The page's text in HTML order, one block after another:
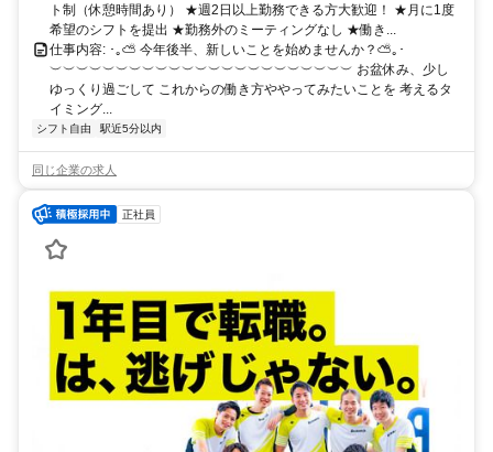
ト制（休憩時間あり） ★週2日以上勤務できる方大歓迎！ ★月に1度
希望のシフトを提出 ★勤務外のミーティングなし ★働き...
仕事内容: ･｡⛅ 今年後半、新しいことを始めませんか？⛅｡･
︶︶︶︶︶︶︶︶︶︶︶︶︶︶︶︶︶︶︶︶︶︶︶ お盆休み、少し
ゆっくり過ごして これからの働き方ややってみたいことを 考えるタ
イミング...
シフト自由 駅近5分以内
同じ企業の求人
正社員